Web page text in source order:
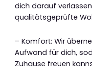
dich darauf
qualitätsgeprüfte
– Komfort: Wir
Aufwand für dich,
Zuhause freuen